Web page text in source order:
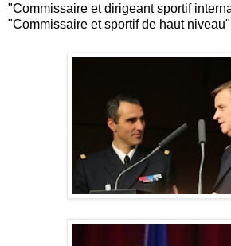
"Commissaire et dirigeant sportif
"Commissaire et sportif de haut